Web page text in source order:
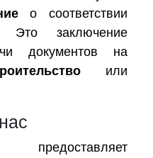
о соответствии
Это заключение
документов на
или